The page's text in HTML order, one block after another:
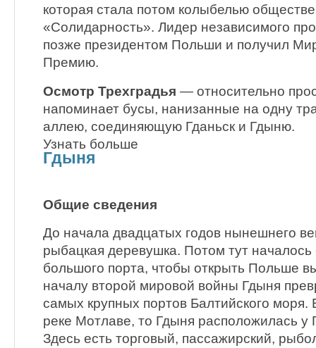
которая стала потом колыбелью
«Солидарность». Лидер независимого
позже президентом Польши и получил
Премию.
Осмотр Трехградья — относительно
напоминает бусы, нанизанные на одну
аллею, соединяющую Гданьск и Гдыню.
Узнать больше
Гдыня
Общие сведения
До начала двадцатых годов нынешнего
рыбацкая деревушка. Потом тут началось
большого порта, чтобы открыть Польше
началу второй мировой войны Гдыня
самых крупных портов Балтийского моря.
реке Мотлаве, то Гдыня расположилась у
Здесь есть торговый, пассажирский,